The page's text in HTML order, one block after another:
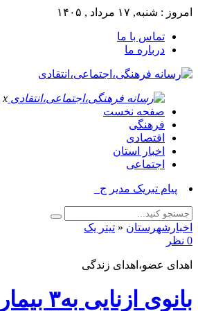
امروز : شنبه, ۱۷ مرداد , ۱۴۰۵
تماس با ما
درباره ما
x
صفحه نخست
فرهنگی
اقتصادی
اخبار استان
اجتماعی
پیام تبریک مدیر جهاد کشاورز_
اخبارشهرستان « تیتر یک
0 نظر
اهدای عضو،اهدای زندگی
بانوی ازنایی به۳ بیمار جان دوباره بخشید